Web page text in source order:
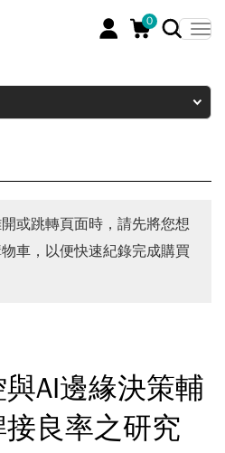
0
或跳轉頁面時，請先將您想
車，以便快速紀錄完成購買
AI邊緣決策輔
良率之研究